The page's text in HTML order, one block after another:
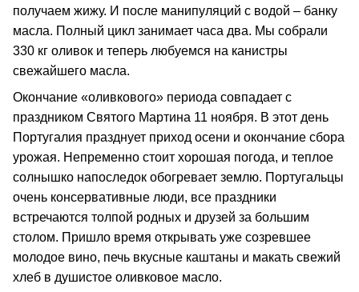
получаем жижу. И после манипуляций с водой – банку
масла. Полный цикл занимает часа два. Мы собрали
330 кг оливок и теперь любуемся на канистры
свежайшего масла.
Окончание «оливкового» периода совпадает с
праздником Святого Мартина 11 ноября. В этот день
Португалия празднует приход осени и окончание сбора
урожая. Непременно стоит хорошая погода, и теплое
солнышко напоследок обогревает землю. Португальцы
очень консервативные люди, все праздники
встречаются толпой родных и друзей за большим
столом. Пришло время открывать уже созревшее
молодое вино, печь вкусные каштаны и макать свежий
хлеб в душистое оливковое масло.